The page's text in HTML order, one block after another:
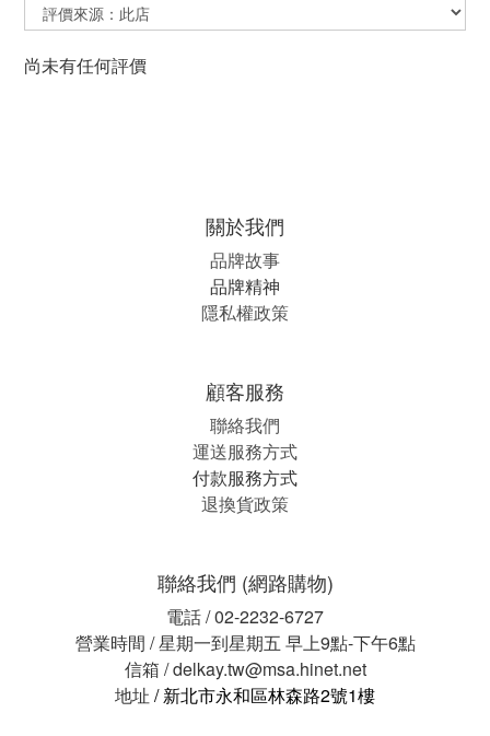
尚未有任何評價
關於我們
品牌故事
品牌精神
隱私權政策
顧客服務
聯絡我們
運送服務方式
付款服務方式
退換貨政策
聯絡我們 (網路購物)
電話 / 02-2232-6727
營業時間 / 星期一到星期五 早上9點-下午6點
信箱 / delkay.tw@msa.hinet.net
地址 / 新北市永和區林森路2號1樓